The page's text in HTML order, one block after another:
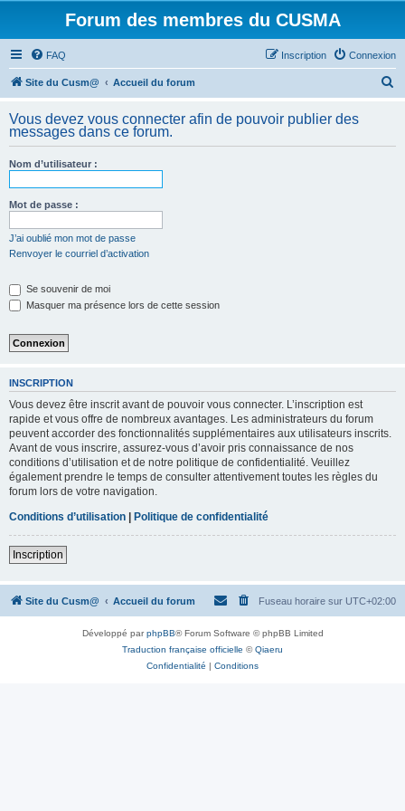
Forum des membres du CUSMA
FAQ Connexion
Inscription
Site du Cusm@ Accueil du forum
h
Vous devez vous connecter afin de pouvoir publier des
messages dans ce forum.
Nom d’utilisateur :
Mot de passe :
J’ai oublié mon mot de passe
Renvoyer le courriel d’activation
Se souvenir de moi
Masquer ma présence lors de cette session
INSCRIPTION
Vous devez être inscrit avant de pouvoir vous connecter. L’inscription est
rapide et vous offre de nombreux avantages. Les administrateurs du forum
peuvent accorder des fonctionnalités supplémentaires aux utilisateurs inscrits.
Avant de vous inscrire, assurez-vous d’avoir pris connaissance de nos
conditions d’utilisation et de notre politique de confidentialité. Veuillez
également prendre le temps de consulter attentivement toutes les règles du
forum lors de votre navigation.
Conditions d’utilisation | Politique de confidentialité
Inscription
Site du Cusm@ Accueil du forum Fuseau horaire sur UTC+02:00
Développé parphpBB® Forum Software © phpBB Limited
Traduction française officielle ©Qiaeru
Confidentialité | Conditions